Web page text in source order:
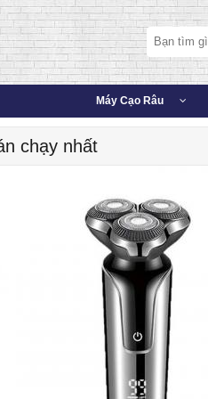
Máy Cạo Râu
chạy nhất
phẩm 12 tháng